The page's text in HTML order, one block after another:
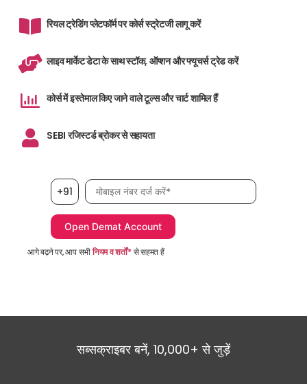
रियल ट्रेडिंग प्लेटफॉर्म पर कोर्स स्ट्रेटजी लागू करें
लाइव मार्केट डेटा के साथ स्टॉक, ऑप्शन और फ्यूचर्स ट्रेड करें
कोर्स में इस्तेमाल किए जाने वाले टूल्स और चार्ट शामिल हैं
SEBI रजिस्टर्ड ब्रोकर से सहायता
+91 मोबाइल नंबर आवश्यक है
आगे बढ़ने पर, आप सभीनियम व शर्तों*से सहमत हैं
सब्सक्राइबर बनें, 10,000+ से जुड़ें